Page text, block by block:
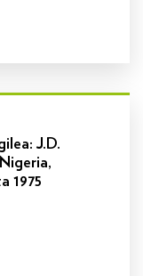
J.D.
1975